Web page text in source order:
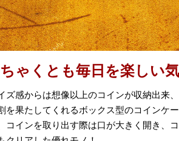
ゃくとも毎日を楽しい
ズ感からは想像以上のコインが収納出来
を果たしてくれるボックス型のコインケー
コインを取り出す際は口が大きく開き、